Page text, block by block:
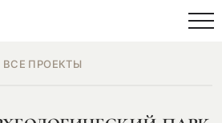
ВСЕ ПРОЕКТЫ